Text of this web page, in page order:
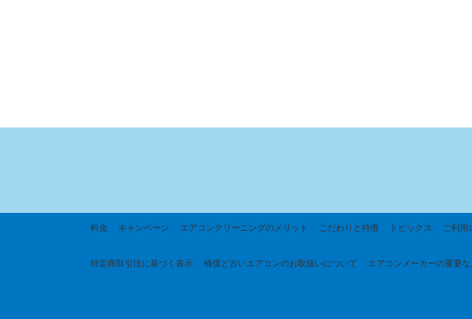
料金 キャンペーン エアコンクリーニングのメリット こだわりと特徴 トピックス ご利用
特定商取引法に基づく 表示 補償と古いエアコンのお取扱いについて エアコンメーカーの重要